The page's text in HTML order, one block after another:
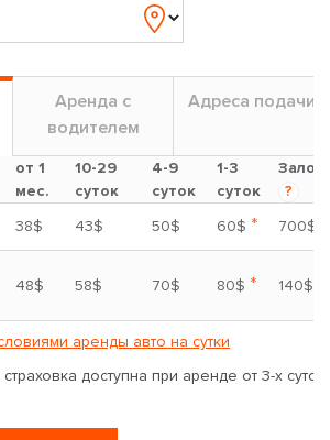
Аренда с
водителем
Адреса подачи
от 1
мес.
10-29
суток
4-9
суток
1-3
суток
Залог
?
38$ 43$ 50$ 60$ *
700$
48$ 58$ 70$ 80$ * 140$
аренды авто на сутки
доступна при аренде от 3-х суток